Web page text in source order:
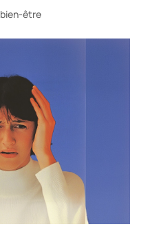
bien-être